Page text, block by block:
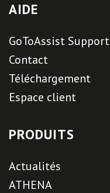
AIDE
GoToAssist Support
Contact
Téléchargement
Espace client
PRODUITS
Actualités
ATHENA